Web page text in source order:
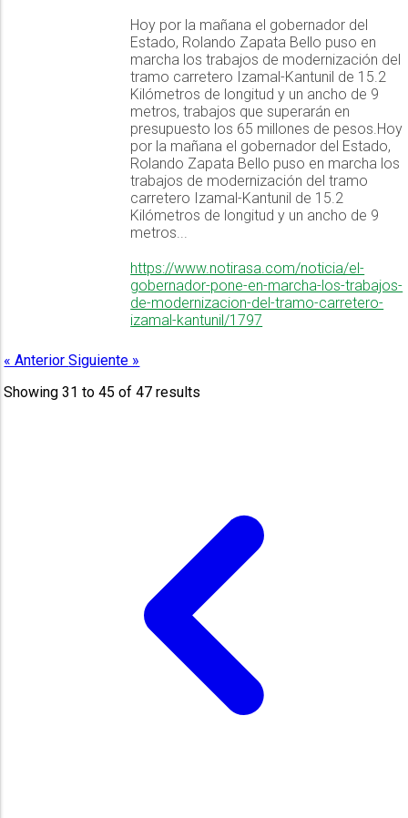
Hoy por la mañana el gobernador del
Estado, Rolando Zapata Bello puso en
marcha los trabajos de modernización del
tramo carretero Izamal-Kantunil de 15.2
Kilómetros de longitud y un ancho de 9
metros, trabajos que superarán en
presupuesto los 65 millones de pesos.Hoy
por la mañana el gobernador del Estado,
Rolando Zapata Bello puso en marcha los
trabajos de modernización del tramo
carretero Izamal-Kantunil de 15.2
Kilómetros de longitud y un ancho de 9
metros...
https://www.notirasa.com/noticia/el-
gobernador-pone-en-marcha-los-trabajos-
de-modernizacion-del-tramo-carretero-
izamal-kantunil/1797
« AnteriorSiguiente »
Showing31 to45 of47 results